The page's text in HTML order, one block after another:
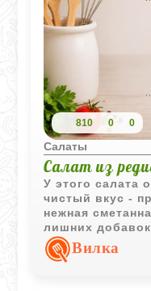
810 0 0
Салаты
Салат из
У этого салата
чистый вкус -
нежная
лишних
весенние
вспоминаются
Вилка